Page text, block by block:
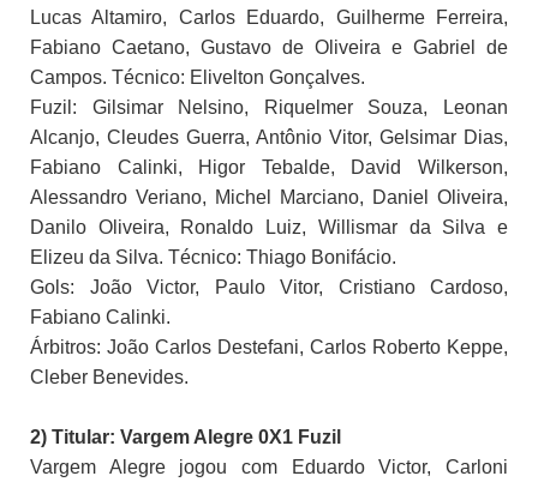
Lucas Altamiro, Carlos Eduardo, Guilherme Ferreira,
Fabiano Caetano, Gustavo de Oliveira e Gabriel de
Campos. Técnico: Elivelton Gonçalves.
Fuzil: Gilsimar Nelsino, Riquelmer Souza, Leonan
Alcanjo, Cleudes Guerra, Antônio Vitor, Gelsimar Dias,
Fabiano Calinki, Higor Tebalde, David Wilkerson,
Alessandro Veriano, Michel Marciano, Daniel Oliveira,
Danilo Oliveira, Ronaldo Luiz, Willismar da Silva e
Elizeu da Silva. Técnico: Thiago Bonifácio.
Gols: João Victor, Paulo Vitor, Cristiano Cardoso,
Fabiano Calinki.
Árbitros: João Carlos Destefani, Carlos Roberto Keppe,
Cleber Benevides.
2) Titular: Vargem Alegre 0X1 Fuzil
Vargem Alegre jogou com Eduardo Victor, Carloni